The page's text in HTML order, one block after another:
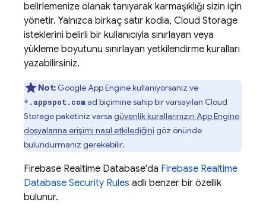
belirlemenize olanak tanıyarak karmaşıklığı sizin için
yönetir. Yalnızca birkaç satır kodla, Cloud Storage
isteklerini belirli bir kullanıcıyla sınırlayan veya
yükleme boyutunu sınırlayan yetkilendirme kuralları
yazabilirsiniz.
Not: GoogleApp Enginekullanıyorsanız ve
*.appspot.comad biçimine sahip bir varsayılan Cloud
Storagepaketiniz varsa güvenlik kurallarınızın App Engine
dosyalarına erişimi nasıl etkilediğini göz önünde
bulundurmanız gerekebilir.
Firebase Realtime Database'da Firebase Realtime
Database Security Rules adlı benzer bir özellik
bulunur.